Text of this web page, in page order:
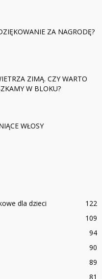
ZA NAGRODĘ?
ZIMĄ. CZY WARTO
W BLOKU?
WŁOSY
dla dzieci
122
109
94
90
89
81